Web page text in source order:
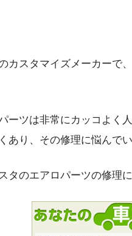
カスタマイズメーカーで
ーツは非常にカッコよく
あり、その修理に悩んで
タのエアロパーツの修理